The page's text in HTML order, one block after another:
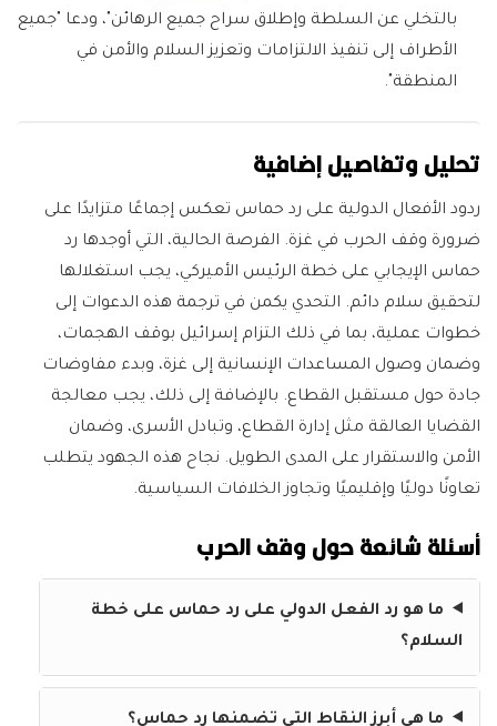
بالتخلي عن السلطة وإطلاق سراح جميع الرهائن"، ودعا "جميع
الأطراف إلى تنفيذ الالتزامات وتعزيز السلام والأمن في
المنطقة".
تحليل وتفاصيل إضافية
ردود الأفعال الدولية على رد حماس تعكس إجماعًا متزايدًا على
ضرورة وقف الحرب في غزة. الفرصة الحالية، التي أوجدها رد
حماس الإيجابي على خطة الرئيس الأميركي، يجب استغلالها
لتحقيق سلام دائم. التحدي يكمن في ترجمة هذه الدعوات إلى
خطوات عملية، بما في ذلك التزام إسرائيل بوقف الهجمات،
وضمان وصول المساعدات الإنسانية إلى غزة، وبدء مفاوضات
جادة حول مستقبل القطاع. بالإضافة إلى ذلك، يجب معالجة
القضايا العالقة مثل إدارة القطاع، وتبادل الأسرى، وضمان
الأمن والاستقرار على المدى الطويل. نجاح هذه الجهود يتطلب
تعاونًا دوليًا وإقليميًا وتجاوز الخلافات السياسية.
أسئلة شائعة حول وقف الحرب
ما هو رد الفعل الدولي على رد حماس على خطة
السلام؟
ما هي أبرز النقاط التي تضمنها رد حماس؟